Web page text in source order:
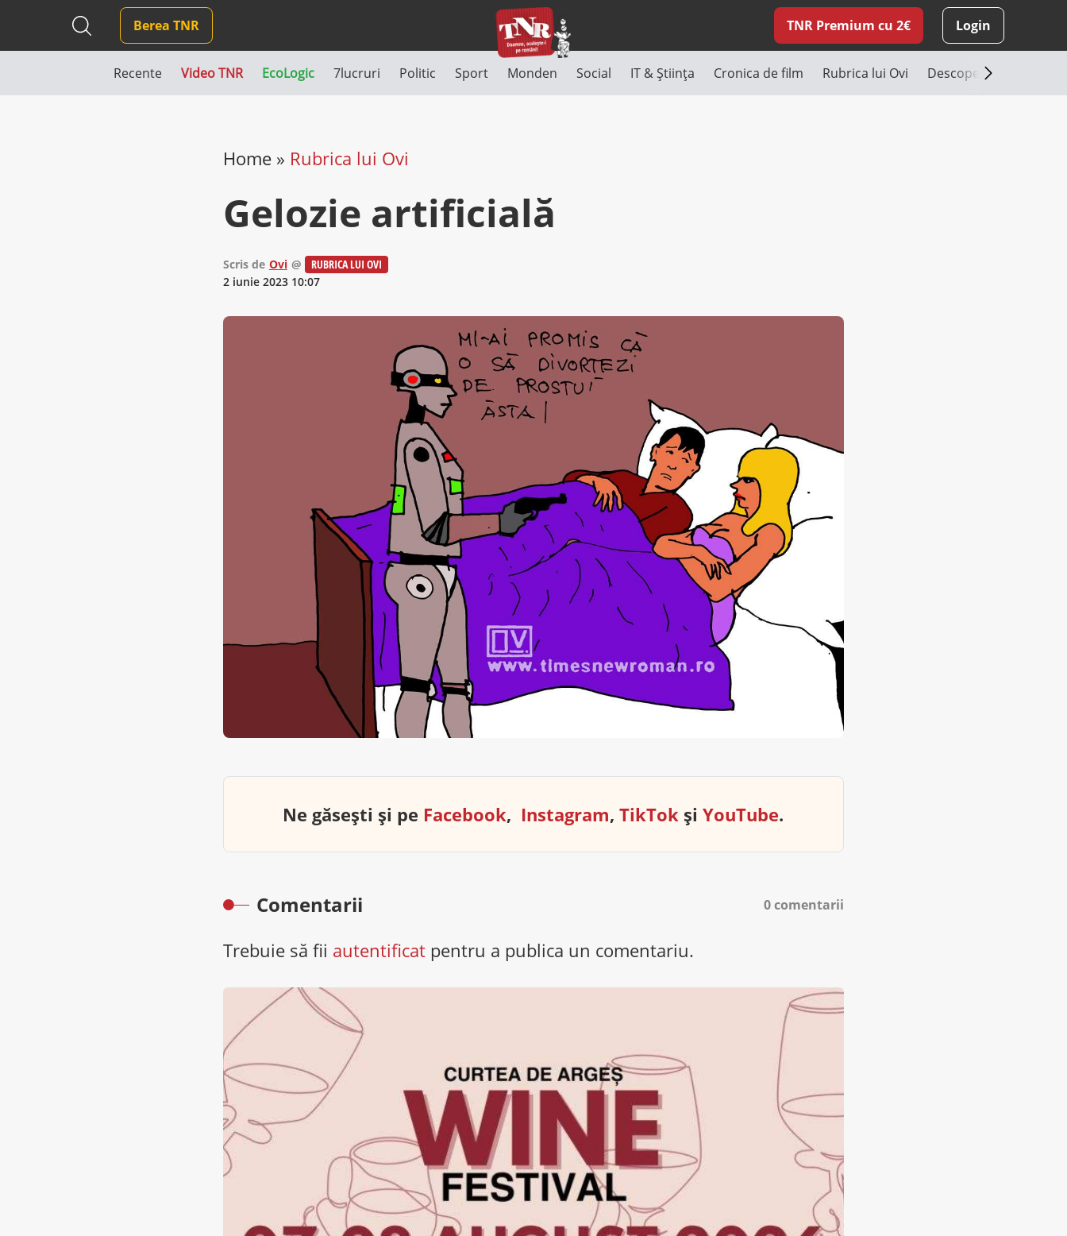
Berea TNR TNR Premium cu 2€ Login
Recente Video TNR EcoLogic 7lucruri Politic Sport Monden Social IT & Știința Cronica de film Rubrica lui Ovi Descoperă România
Home» Rubrica lui Ovi
Gelozie artificială
Scris de Ovi @
RUBRICA LUI OVI
2 iunie 2023 10:07
Ne găsești și pe Facebook, Instagram,TikTok șiYouTube.
Comentarii 0 comentarii
Trebuie să fii autentificatpentru a publica un comentariu.